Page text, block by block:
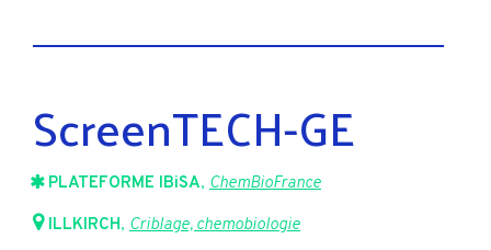
ScreenTECH-GE
PLATEFORME IBiSA, ChemBioFrance
ILLKIRCH, Criblage, chemobiologie